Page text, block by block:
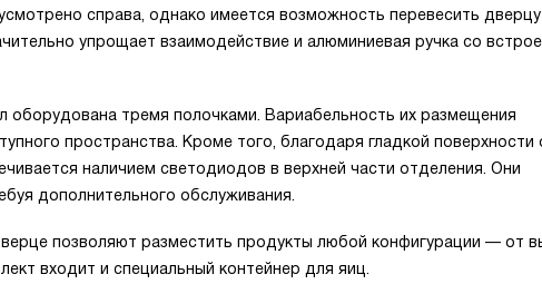
справа, однако имеется возможность перевесить дверцу
упрощает взаимодействие и алюминиевая ручка со
тремя полочками. Вариабельность их размещения
пространства. Кроме того, благодаря гладкой поверхности
наличием светодиодов в верхней части отделения. Они
дополнительного обслуживания.
позволяют разместить продукты любой конфигурации — от
входит и специальный контейнер для яиц.